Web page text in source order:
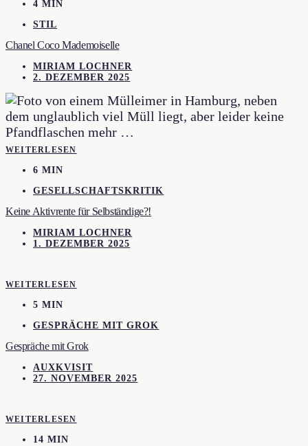
4 MIN
STIL
Chanel Coco Mademoiselle
MIRIAM LOCHNER
2. DEZEMBER 2025
WEITERLESEN
6 MIN
GESELLSCHAFTSKRITIK
Keine Aktivrente für Selbständige?!
MIRIAM LOCHNER
1. DEZEMBER 2025
WEITERLESEN
5 MIN
GESPRÄCHE MIT GROK
Gespräche mit Grok
AUXKVISIT
27. NOVEMBER 2025
WEITERLESEN
14 MIN